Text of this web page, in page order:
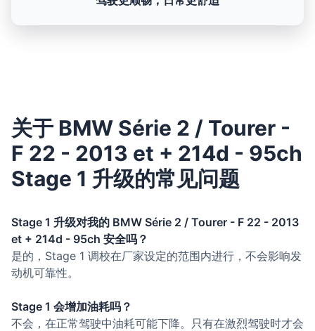
关于 BMW Série 2 / Tourer -
F 22 - 2013 et + 214d - 95ch
Stage 1 升级的常见问题
Stage 1 升级对我的 BMW Série 2 / Tourer - F 22 - 2013
et + 214d - 95ch 安全吗？
是的，Stage 1 调校在厂家设定的范围内进行，不会影响发
动机可靠性。
Stage 1 会增加油耗吗？
不会，在正常驾驶中油耗可能下降。只有在激烈驾驶时才会